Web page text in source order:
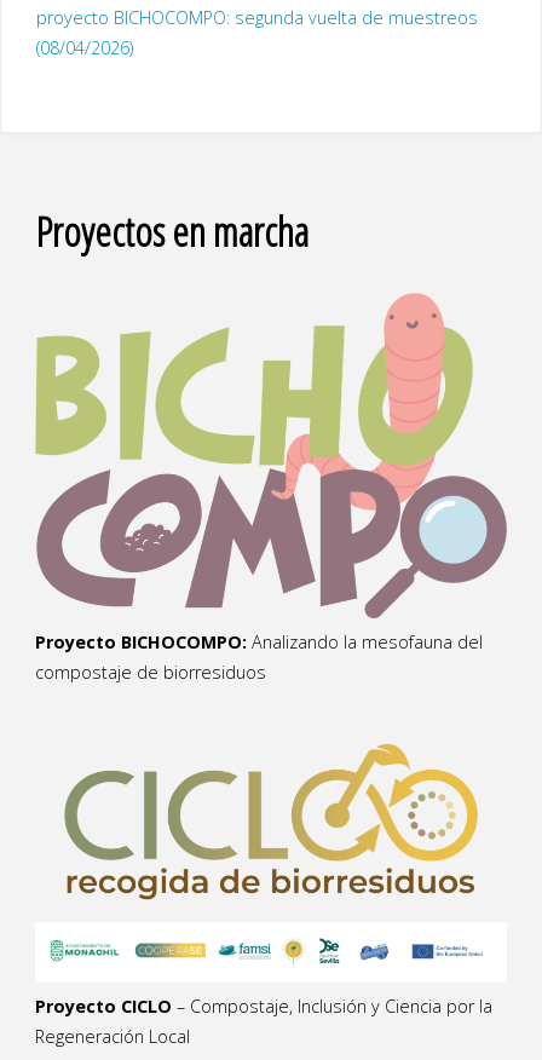
proyecto BICHOCOMPO: segunda vuelta de muestreos
(08/04/2026)
Proyectos en marcha
Proyecto BICHOCOMPO: Analizando la mesofauna del
compostaje de biorresiduos
Proyecto CICLO – Compostaje, Inclusión y Ciencia por la
Regeneración Local